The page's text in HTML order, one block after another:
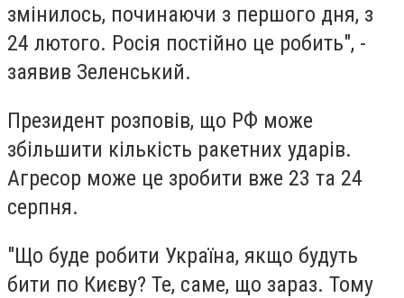
змінилось, починаючи з першого дня, з
24 лютого. Росія постійно це робить", -
заявив Зеленський.
Президент розповів, що РФ може
збільшити кількість ракетних ударів.
Агресор може це зробити вже 23 та 24
серпня.
"Що буде робити Україна, якщо будуть
бити по Києву? Те, саме, що зараз. Тому